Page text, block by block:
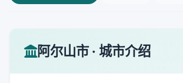
阿尔山市 · 城市介绍